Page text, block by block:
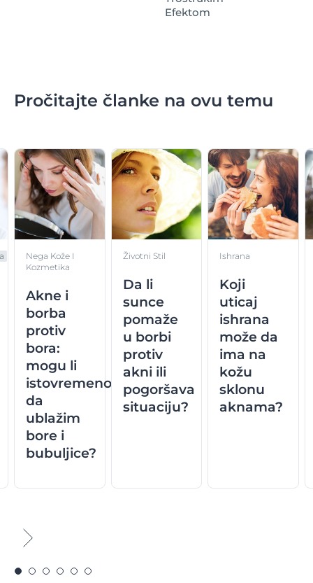
Efektom
Pročitajte članke na ovu temu
Nega Kože I
Kozmetika
Akne i
borba
protiv
bora:
mogu li
istovremeno
da
ublažim
bore i
bubuljice?
Životni Stil
Da li
sunce
pomaže
u borbi
protiv
akni ili
pogoršava
situaciju?
Ishrana
Koji
uticaj
ishrana
može da
ima na
kožu
sklonu
aknama?